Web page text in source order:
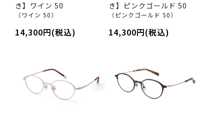
き】ワイン 50
（ワイン 50）
14,300円(税込)
き】ピンクゴールド 50
（ピンクゴールド 50）
14,300円(税込)